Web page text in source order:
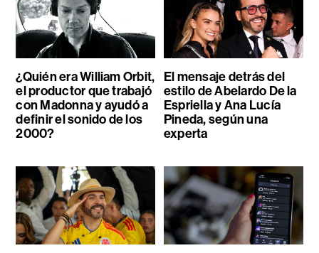
¿Quién era William Orbit,
el productor que trabajó
con Madonna y ayudó a
definir el sonido de los
2000?
El mensaje detrás del
estilo de Abelardo De la
Espriella y Ana Lucía
Pineda, según una
experta